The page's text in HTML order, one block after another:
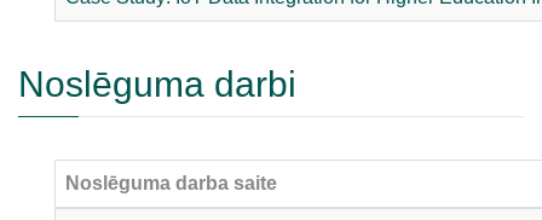
Noslēguma darbi
Noslēguma darba saite